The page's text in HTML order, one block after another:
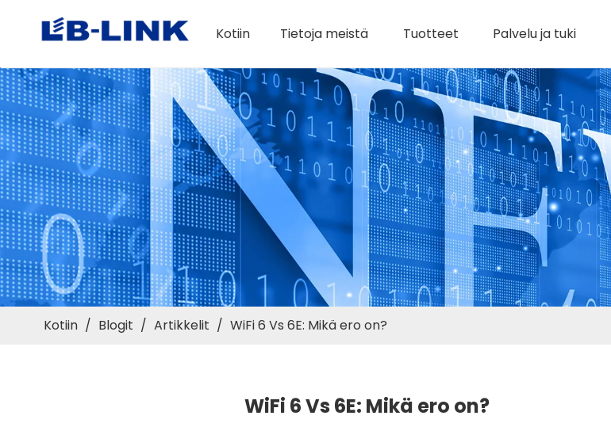
Kotiin Tietoja meistä Tuotteet Palvelu ja tuki
Kotiin / Blogit / Artikkelit / WiFi 6 Vs 6E: Mikä ero on?
WiFi 6 Vs 6E: Mikä ero on?